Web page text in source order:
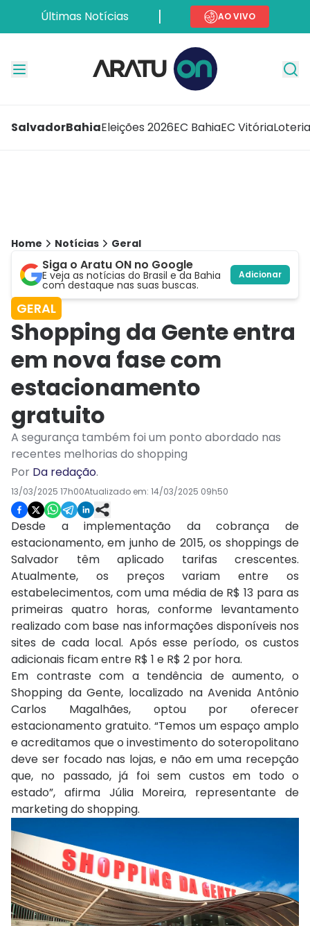
Últimas Notícias AO VIVO
SalvadorBahiaEleições 2026EC BahiaEC Vitória
Home Notícias Geral
Siga o Aratu ON no Google
E veja as notícias do Brasil e da Bahia
com destaque nas suas buscas.
Adicionar
GERAL
Shopping da Gente entra
em nova fase com
estacionamento
gratuito
A segurança também foi um ponto abordado nas
recentes melhorias do shopping
Por Da redação.
13/03/2025 17h00Atualizado em: 14/03/2025 09h50
Desde a implementação da cobrança de
estacionamento, em junho de 2015, os shoppings de
Salvador têm aplicado tarifas crescentes.
Atualmente, os preços variam entre os
estabelecimentos, com uma média de R$ 13 para as
primeiras quatro horas, conforme levantamento
realizado com base nas informações disponíveis nos
sites de cada local. Após esse período, os custos
adicionais ficam entre R$ 1 e R$ 2 por hora.
Em contraste com a tendência de aumento, o
Shopping da Gente, localizado na Avenida Antônio
Carlos Magalhães, optou por oferecer
estacionamento gratuito. “Temos um espaço amplo
e acreditamos que o investimento do soteropolitano
deve ser focado nas lojas, e não em uma recepção
que, no passado, já foi sem custos em todo o
estado”, afirma Júlia Moreira, representante de
marketing do shopping.